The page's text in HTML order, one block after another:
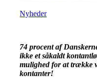
Nyheder
74 procent af
ikke et såkaldt
mulighed for at trække
kontanter!